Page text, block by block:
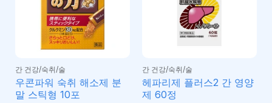
간 건강/숙취/술
우콘파워 숙취 해소제 분
말 스틱형 10포
간 건강/숙취/술
헤파리제 플러스2 간 영양
제 60정